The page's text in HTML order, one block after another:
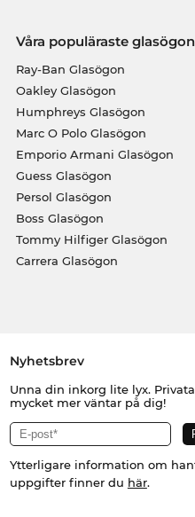
Våra populäraste
Ray-Ban Glasögon
Oakley Glasögon
Humphreys Glasögon
Marc O Polo Glasögon
Emporio Armani Glasögon
Guess Glasögon
Persol Glasögon
Boss Glasögon
Tommy Hilfiger Glasögon
Carrera Glasögon
Nyhetsbrev
Unna din inkorg lite lyx.
mycket mer väntar på dig!
Ytterligare information om
uppgifter finner du här.